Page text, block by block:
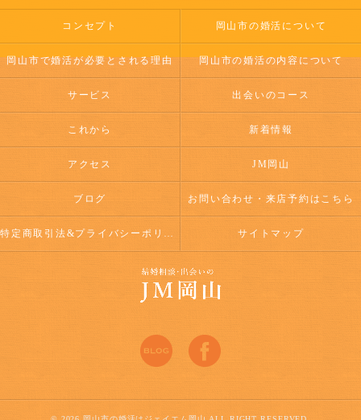
コンセプト 岡山市の婚活について
岡山市で婚活が必要とされる理由 岡山市の婚活の内容について
サービス 出会いのコース
これから 新着情報
アクセス JM岡山
ブログ お問い合わせ・来店予約はこちら
特定商取引法&プライバシーポリシー サイトマップ